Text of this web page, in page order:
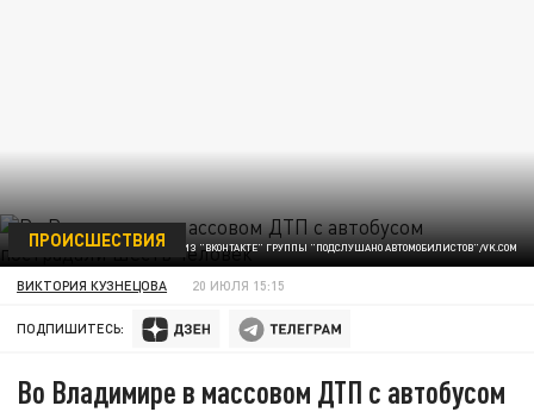
СКРИНШОТ ИЗ "ВКОНТАКТЕ" ГРУППЫ "ПОДСЛУШАНО АВТОМОБИЛИСТОВ"/VK.COM
ПРОИСШЕСТВИЯ
ВИКТОРИЯ КУЗНЕЦОВА 20 ИЮЛЯ 15:15
ПОДПИШИТЕСЬ:
Во Владимире в массовом ДТП с автобусом